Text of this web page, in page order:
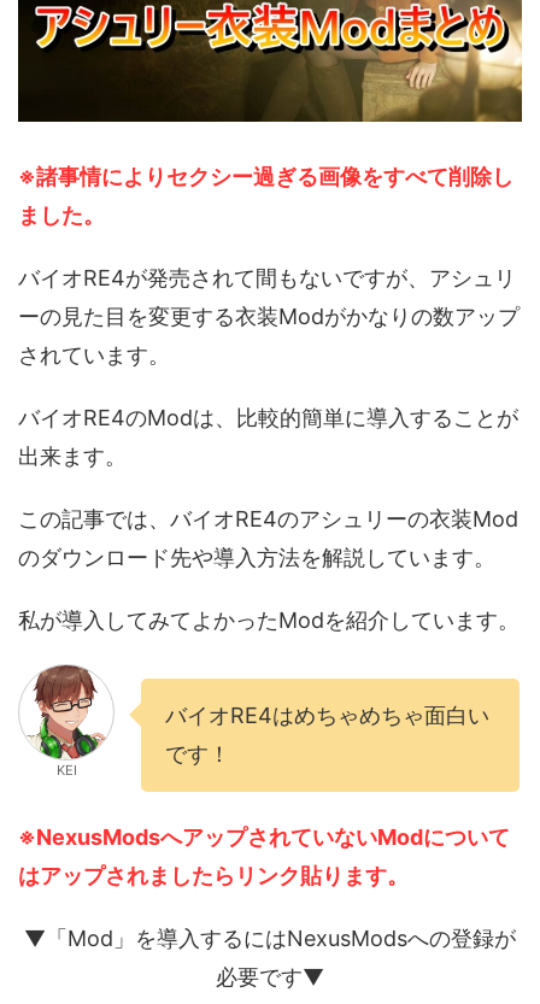
※諸事情によりセクシー過ぎる画像をすべて削除し
ました。
バイオRE4が発売されて間もないですが、アシュリ
ーの見た目を変更する衣装Modがかなりの数アップ
されています。
バイオRE4のModは、比較的簡単に導入することが
出来ます。
この記事では、バイオRE4のアシュリーの衣装Mod
のダウンロード先や導入方法を解説しています。
私が導入してみてよかったModを紹介しています。
KEI
バイオRE4はめちゃめちゃ面白い
です！
※NexusModsへアップされていないModについて
はアップされましたらリンク貼ります。
▼「Mod」を導入するにはNexusModsへの登録が
必要です▼